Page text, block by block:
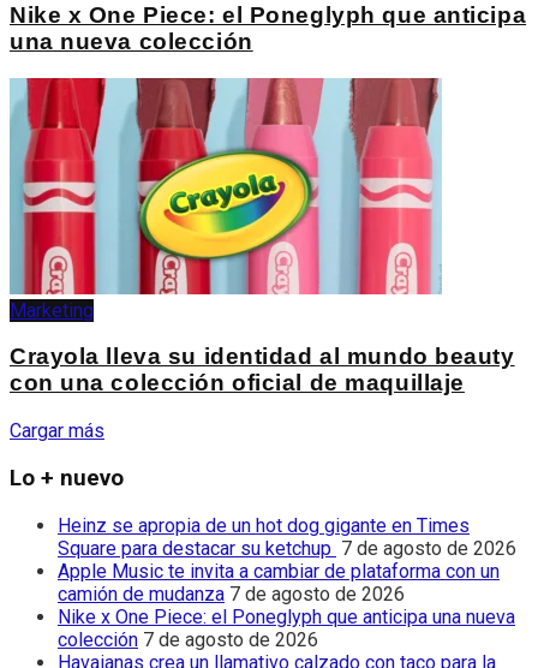
Nike x One Piece: el Poneglyph que anticipa
una nueva colección
Marketing
Crayola lleva su identidad al mundo beauty
con una colección oficial de maquillaje
Cargar más
Lo + nuevo
Heinz se apropia de un hot dog gigante en Times
Square para destacar su ketchup 7 de agosto de 2026
Apple Music te invita a cambiar de plataforma con un
camión de mudanza 7 de agosto de 2026
Nike x One Piece: el Poneglyph que anticipa una nueva
colección 7 de agosto de 2026
Havaianas crea un llamativo calzado con taco para la